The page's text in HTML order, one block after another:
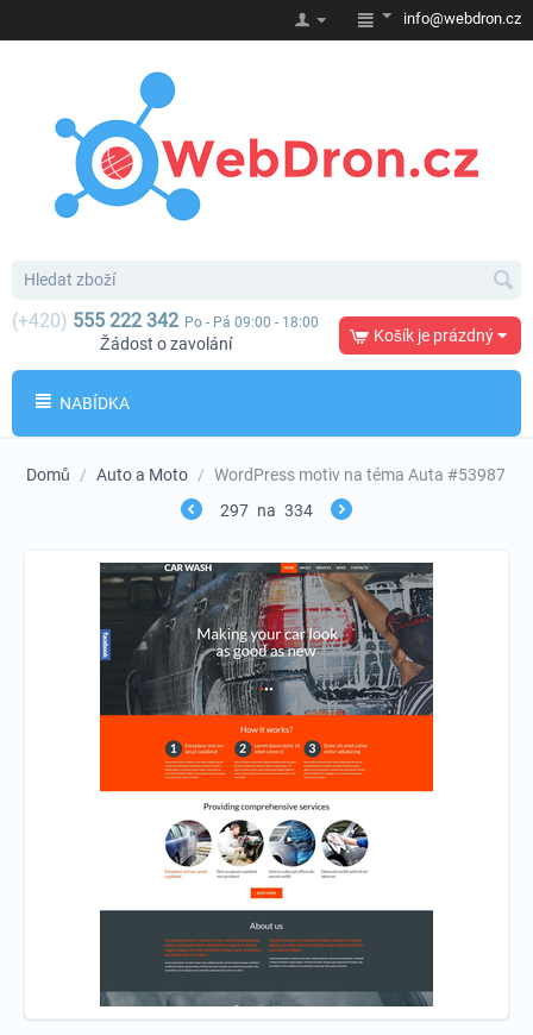
info@webdron.cz
(+420) 555 222 342 Po - Pá 09:00 - 18:00
Žádost o zavolání Košík je prázdný
NABÍDKA
Domů / Auto a Moto / WordPress motiv na téma Auta #53987
297 na 334